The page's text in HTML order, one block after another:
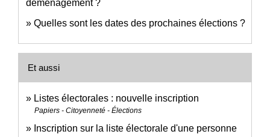
déménagement ?
Quelles sont les dates des prochaines élections ?
Et aussi
Listes électorales : nouvelle inscription
Papiers - Citoyenneté - Élections
Inscription sur la liste électorale d'une personne